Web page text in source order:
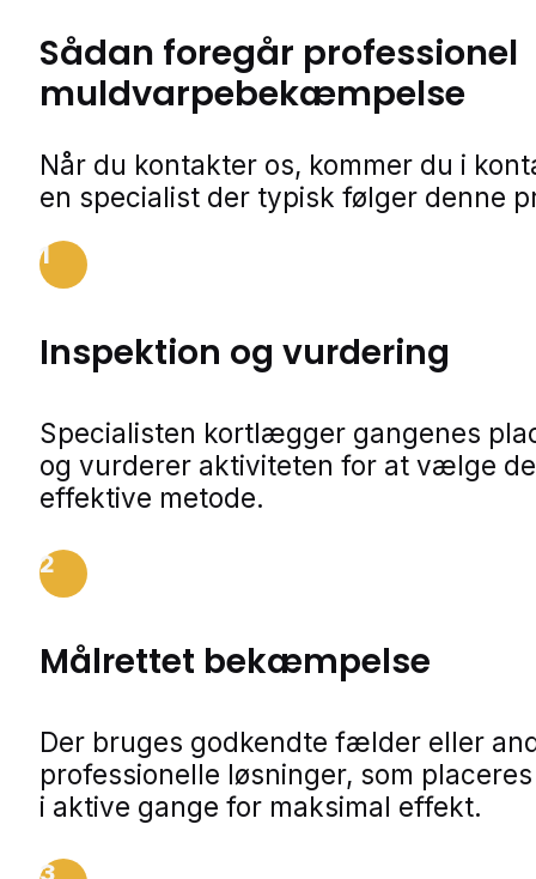
Sådan foregår professionel
muldvarpebekæmpelse
Når du kontakter os, kommer du i
en specialist der typisk følger denne
1
Inspektion og vurdering
Specialisten kortlægger gangenes
og vurderer aktiviteten for at vælge
effektive metode.
2
Målrettet bekæmpelse
Der bruges godkendte fælder eller
professionelle løsninger, som
i aktive gange for maksimal effekt.